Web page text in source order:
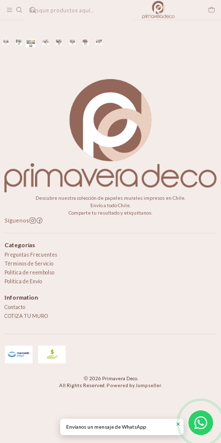
POSAVASOS
Descubre nuestra colección de papeles murales impresos en Chile.
Envío a todo Chile.
Comparte tu resultado y etiquétanos.
Síguenos
Categorías
Preguntas Frecuentes
Términos de Servicio
Política de reembolso
Política de Envío
Information
Contacto
COTIZA TU MURO
2026 Primavera Deco.
All Rights Reserved. Powered by Jumpseller.
Envíanos un mensaje de WhatsApp